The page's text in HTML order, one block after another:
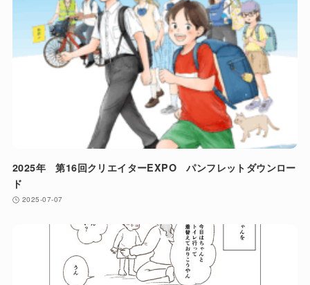
2025年 第16回クリエイターEXPO パンフレットダウンロー
ド
2025-07-07